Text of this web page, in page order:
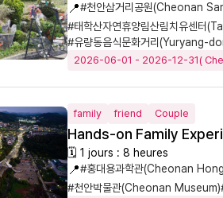
📍#천안삼거리공원(Cheonan
#태학산자연휴양림산림치유센
#유량동음식문화거리
2026-06-01 - 2026-12-31(
family friend Couple
Hands-on Family
🗓 1 jours : 8 heures
📍#홍대용과학관(Cheonan
#천안박물관(Cheonan Museum)